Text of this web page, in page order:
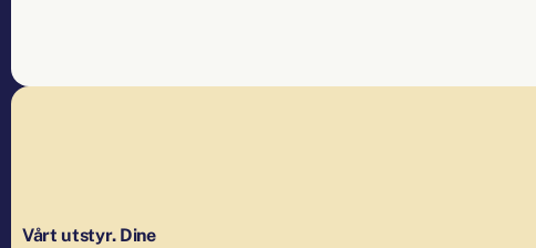
Vårt utstyr. Dine
Vårt utstyr. Dine